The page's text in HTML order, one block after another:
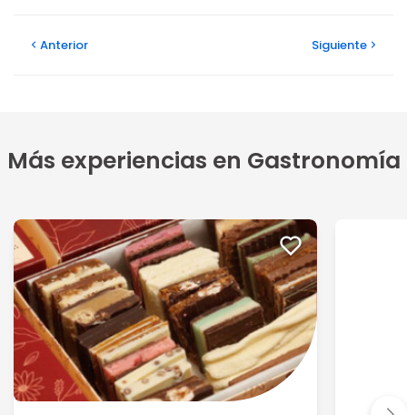
Anterior Siguiente
Más experiencias en Gastronomía